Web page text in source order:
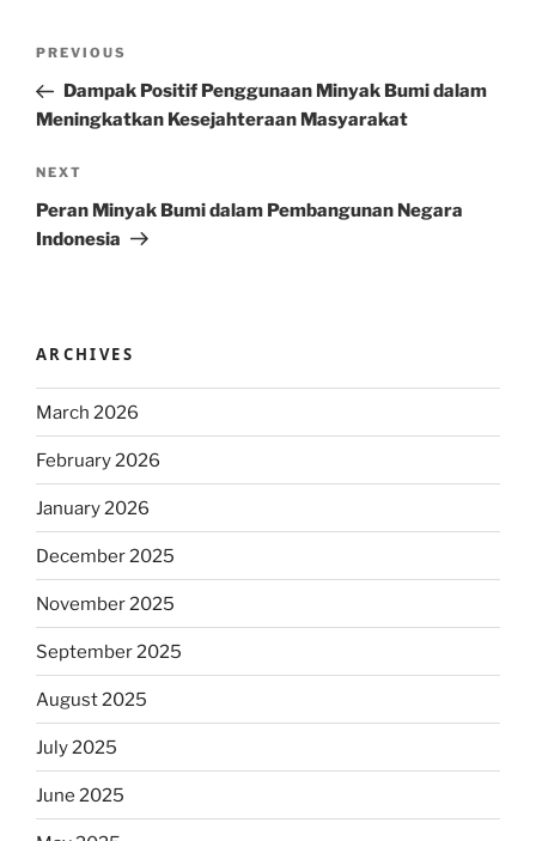
Previous
Post
PREVIOUS
Dampak Positif Penggunaan Minyak Bumi dalam
Meningkatkan Kesejahteraan Masyarakat
Next
Post
NEXT
Peran Minyak Bumi dalam Pembangunan Negara
Indonesia
ARCHIVES
March 2026
February 2026
January 2026
December 2025
November 2025
September 2025
August 2025
July 2025
June 2025